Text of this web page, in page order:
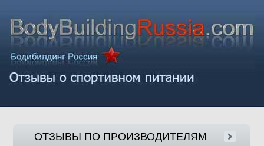
ОТЗЫВЫ ПО ПРОИЗВОДИТЕЛЯМ